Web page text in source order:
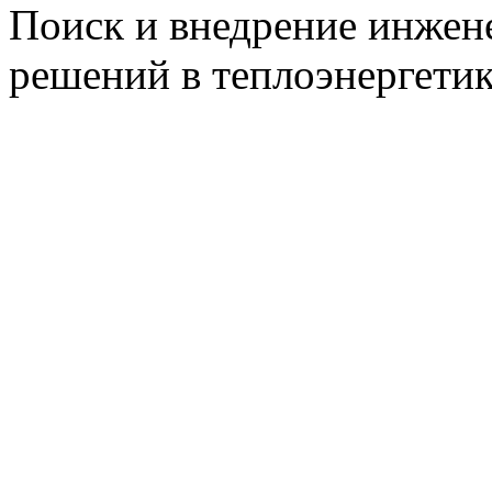
Поиск и внедрение
решений в